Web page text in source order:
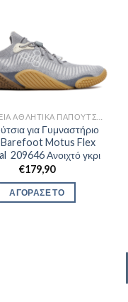
για Γυμναστήριο
Motus Flex
209646 Ανοιχτό γκρι
€179,90
ΑΓΟΡΑΣΕ ΤΟ